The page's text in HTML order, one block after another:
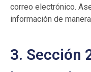
correo electrónico.
información de
3. Sección